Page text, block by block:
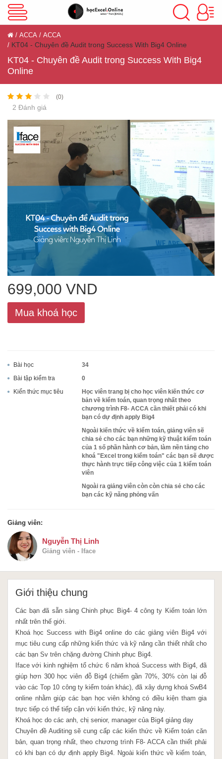
VBA Excel
Excel Cơ Bản
Excel Nâng Cao
Excel Kế Toán
Powerpoint
ACCA
Word
ACCA ACCA
KT04 - Chuyên đề Audit trong Success With Big4 Online
KT04 - Chuyên đề Audit trong Success With Big4
Online
(0)
2 Đánh giá
699,000 VND
Mua khoá học
Bài học
34
Bài tập kiểm tra
0
Kiến thức mục tiêu
Học viên trang bị cho học viên kiến thức cơ
bản về kiểm toán, quan trọng nhất theo
chương trình F8- ACCA cần thiết phải có khi
bạn có dự định apply Big4
Ngoài kiến thức về kiểm toán, giảng viên sẽ
chia sẻ cho các bạn những kỹ thuật kiểm toán
của 1 số phần hành cơ bản, làm nền tảng cho
khoá "Excel trong kiểm toán" các bạn sẽ được
thực hành trực tiếp công việc của 1 kiểm toán
viên
Ngoài ra giảng viên còn còn chia sẻ cho các
bạn các kỹ năng phỏng vấn
Giảng viên:
Nguyễn Thị Linh
Giảng viên - Iface
Giới thiệu chung
Các bạn đã sẵn sàng Chinh phục Big4- 4 công ty Kiểm toán lớn
nhất trên thế giới.
Khoá học Success with Big4 online do các giảng viên Big4 với
mục tiêu cung cấp những kiến thức và kỹ năng cần thiết nhất cho
các bạn Sv trên chặng đường Chinh phục Big4.
Iface với kinh nghiệm tổ chức 6 năm khoá Success with Big4, đã
giúp hơn 300 học viên đỗ Big4 (chiếm gần 70%, 30% còn lại đỗ
vào các Top 10 công ty kiểm toán khác), đã xây dựng khoá SwB4
online nhằm giúp các bạn học viên không có điều kiện tham gia
trực tiếp có thể tiếp cận với kiến thức, kỹ năng này.
Khoá học do các anh, chị senior, manager của Big4 giảng dạy
Chuyên đề Auditing sẽ cung cấp các kiến thức về Kiểm toán căn
bản, quan trọng nhất, theo chương trình F8- ACCA cần thiết phải
có khi bạn có dự định apply Big4. Ngoài kiến thức về kiểm toán,